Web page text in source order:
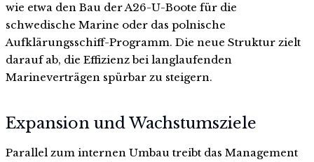
wie etwa den Bau der A26-U-Boote für die
schwedische Marine oder das polnische
Aufklärungsschiff-Programm. Die neue Struktur zielt
darauf ab, die Effizienz bei langlaufenden
Marineverträgen spürbar zu steigern.
Expansion und Wachstumsziele
Parallel zum internen Umbau treibt das Management